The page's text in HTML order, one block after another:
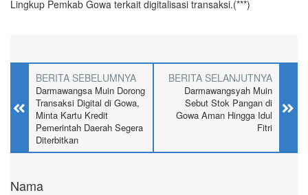
Lingkup Pemkab Gowa terkait digitalisasi transaksi.(***)
BERITA SEBELUMNYA
Darmawangsa Muin Dorong
Transaksi Digital di Gowa,
Minta Kartu Kredit
Pemerintah Daerah Segera
Diterbitkan
BERITA SELANJUTNYA
Darmawangsyah Muin
Sebut Stok Pangan di
Gowa Aman Hingga Idul
Fitri
Nama